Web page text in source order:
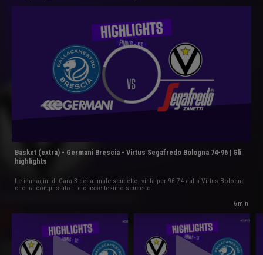
Basket (extra) - Germani Brescia - Virtus Segafredo Bologna 74-96 | Gli
highlights
Le immagini di Gara-3 della finale scudetto, vinta per 96-74 dalla Virtus Bologna
che ha conquistato il diciassettesimo scudetto.
6 min